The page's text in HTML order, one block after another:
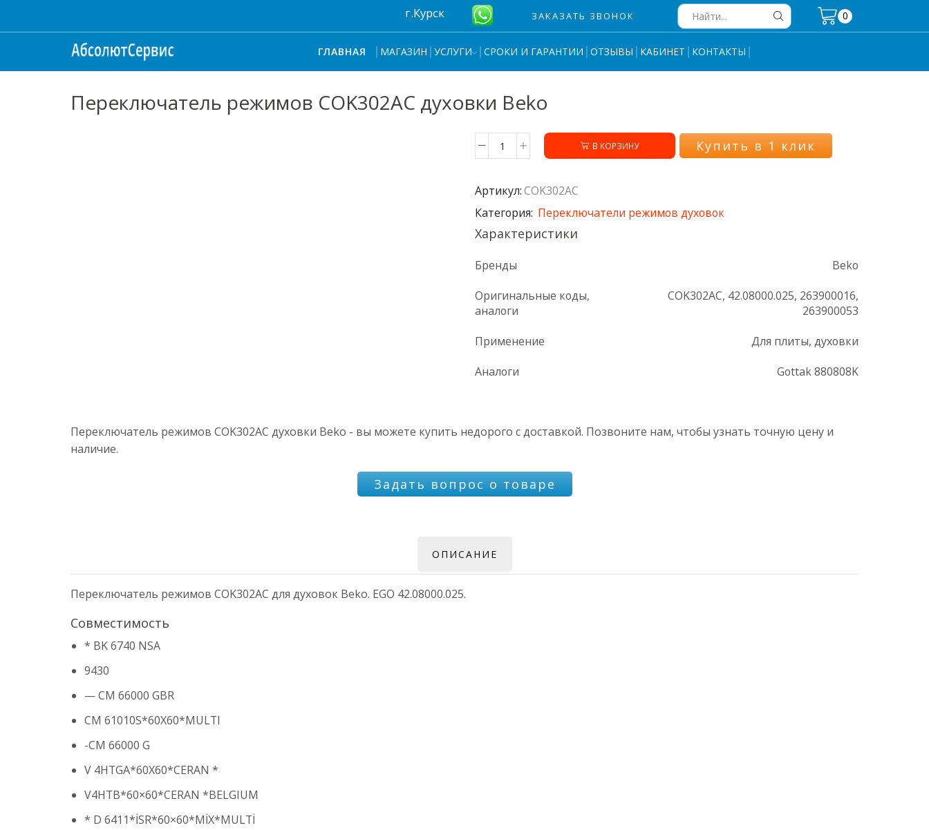
г.Курск ЗАКАЗАТЬ ЗВОНОК
input
0
ГЛАВНАЯ МАГАЗИН УСЛУГИ СРОКИ И ГАРАНТИИ ОТЗЫВЫ КАБИНЕТ КОНТАКТЫ
Переключатель режимов COK302AC духовки Beko
Количество
режимов
COK302AC
духовки
Beko
В КОРЗИНУ Купить в 1 клик
Артикул:COK302AC
Категория: Переключатели режимов духовок
Характеристики
Бренды
Beko
Оригинальные коды,
аналоги
COK302AC, 42.08000.025, 263900016,
263900053
Применение
Для плиты, духовки
Аналоги
Gottak 880808K
Переключатель режимов COK302AC духовки Beko - вы можете купить недорого с доставкой. Позвоните нам, чтобы узнать точную цену и
наличие.
Задать вопрос о товаре
ОПИСАНИЕ
Переключатель режимов COK302AC для духовок Beko. EGO 42.08000.025.
Совместимость
* BK 6740 NSA
9430
— CM 66000 GBR
CM 61010S*60X60*MULTI
-CM 66000 G
V 4HTGA*60X60*CERAN *
V4HTB*60×60*CERAN *BELGIUM
* D 6411*İSR*60×60*MİX*MULTİ